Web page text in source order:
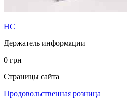
HC
Держатель информации
0 грн
Страницы сайта
Продовольственная розница